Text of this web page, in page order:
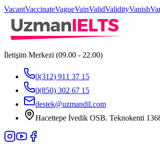
VacantVaccinateVagueVainValidValidityVanish
İletişim Merkezi (09.00 - 22.00)
0(312) 911 37 15
0(850) 302 67 15
destek@uzmandil.com
Hacettepe İvedik OSB. Teknokenti